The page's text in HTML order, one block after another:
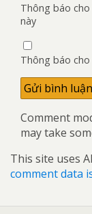
Thông báo
này
Thông báo
Comment
may take
This site uses
comment data